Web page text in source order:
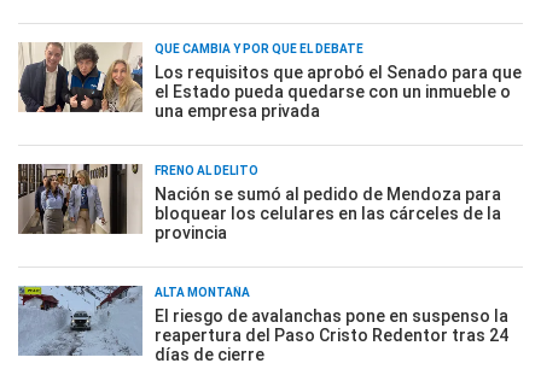
QUÉ CAMBIA Y POR QUÉ EL DEBATE
Los requisitos que aprobó el Senado para que
el Estado pueda quedarse con un inmueble o
una empresa privada
FRENO AL DELITO
Nación se sumó al pedido de Mendoza para
bloquear los celulares en las cárceles de la
provincia
ALTA MONTAÑA
El riesgo de avalanchas pone en suspenso la
reapertura del Paso Cristo Redentor tras 24
días de cierre